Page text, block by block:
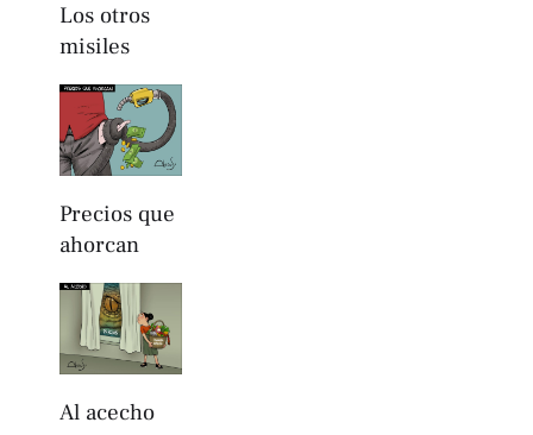
Los otros
misiles
Precios que
ahorcan
Al acecho